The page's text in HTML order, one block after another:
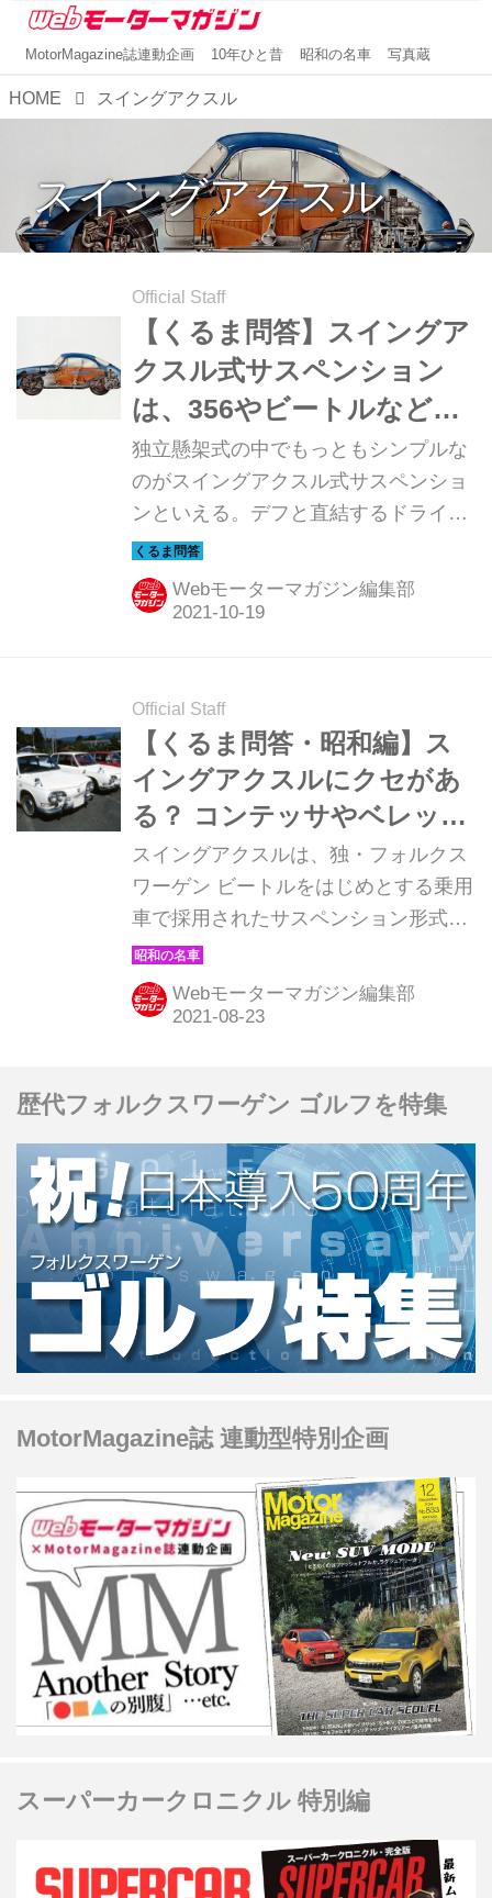
MotorMagazine誌連動企画 10年ひと昔 昭和の名車 写真蔵
HOME スイングアクスル
スイングアクスル
Official Staff
【くるま問答】スイングア
クスル式サスペンション
は、356やビートルなどを
支えたシンプルな独立懸
架！
独立懸架式の中でもっともシンプルな
のがスイングアクスル式サスペンショ
ンといえる。デフと直結するドライブ
シャフト（アクスルシャフト）がアー
ムも兼ねてしまうような考え方で、戦
後間もなくのスポーツカーのサスペン
Webモーターマガジン編集部
Official Staff
【くるま問答・昭和編】ス
イングアクスルにクセがあ
る？ コンテッサやベレット
などの独立式サスペンショ
ン【その11】
スイングアクスルは、独・フォルクス
ワーゲン ビートルをはじめとする乗用
車で採用されたサスペンション形式
だ。日本でもいすゞ ベレットや日野
コンテッサなどの乗用車にも採用され
ていた、初期の独立式サスペンション
Webモーターマガジン編集部
歴代フォルクスワーゲン ゴルフを特集
MotorMagazine誌 連動型特別企画
スーパーカークロニクル 特別編